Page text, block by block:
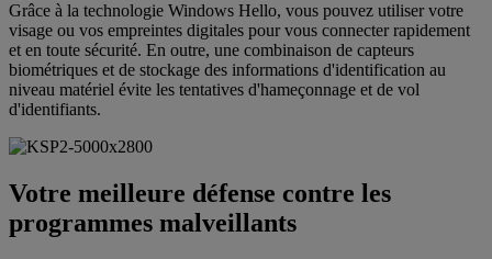
Grâce à la technologie Windows Hello, vous pouvez utiliser votre
visage ou vos empreintes digitales pour vous connecter rapidement
et en toute sécurité. En outre, une combinaison de capteurs
biométriques et de stockage des informations d'identification au
niveau matériel évite les tentatives d'hameçonnage et de vol
d'identifiants.
Votre meilleure défense contre les
programmes malveillants